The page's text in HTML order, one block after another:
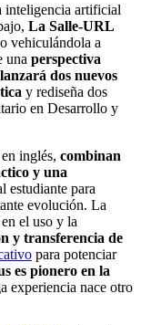
inteligencia artificial
La Salle-URL
vehiculándola a
una perspectiva
dos nuevos
y rediseña dos
en Desarrollo y
inglés, combinan
y una
estudiante para
evolución. La
el uso y la
y transferencia de
para potenciar
es pionero en la
experiencia nace otro